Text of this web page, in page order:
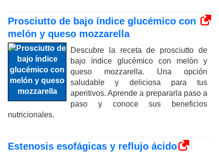
Prosciutto de bajo índice glucémico con
melón y queso mozzarella
Descubre la receta de prosciutto de
bajo índice glucémico con melón y
queso mozzarella. Una opción
saludable y deliciosa para tus
aperitivos. Aprende a prepararla paso a
paso y conoce sus beneficios
nutricionales.
Estenosis esofágicas y reflujo ácido